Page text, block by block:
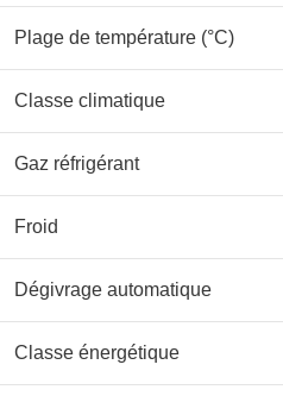
Plage de température (°C)
Classe climatique
Gaz réfrigérant
Froid
Dégivrage automatique
Classe énergétique